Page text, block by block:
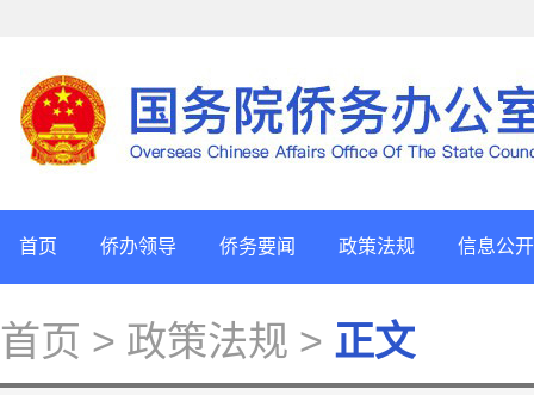
首页 侨办领导 侨务要闻 政策法规 信息公开
首页 > 政策法规 > 正文